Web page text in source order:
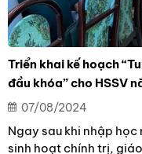
Triển khai kế hoạch
đầu khóa” cho HSSV
07/08/2024
Ngay sau khi nhập
sinh hoạt chính trị,